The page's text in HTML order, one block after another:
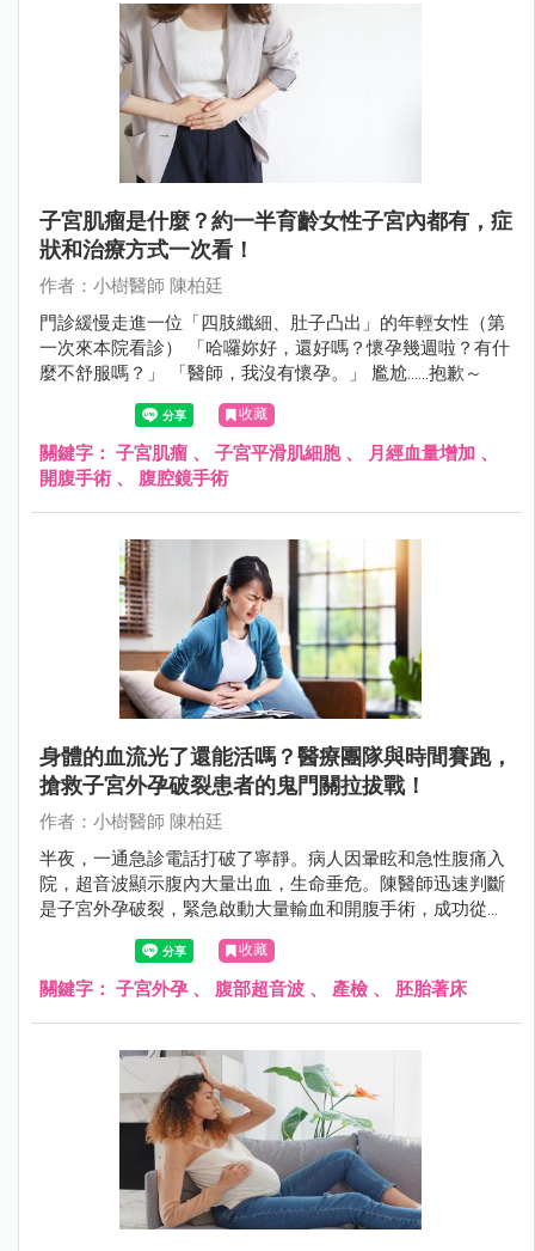
子宮肌瘤是什麼？約一半育齡女性子宮內都有，症
狀和治療方式一次看！
作者：小樹醫師 陳柏廷
門診緩慢走進一位「四肢纖細、肚子凸出」的年輕女性（第
一次來本院看診） 「哈囉妳好，還好嗎？懷孕幾週啦？有什
麼不舒服嗎？」 「醫師，我沒有懷孕。」 尷尬……抱歉～
收藏
關鍵字： 子宮肌瘤 、 子宮平滑肌細胞、 月經血量增加 、
開腹手術 、 腹腔鏡手術
身體的血流光了還能活嗎？醫療團隊與時間賽跑，
搶救子宮外孕破裂患者的鬼門關拉拔戰！
作者：小樹醫師 陳柏廷
半夜，一通急診電話打破了寧靜。病人因暈眩和急性腹痛入
院，超音波顯示腹內大量出血，生命垂危。陳醫師迅速判斷
是子宮外孕破裂，緊急啟動大量輸血和開腹手術，成功從鬼
門關拉回病人。這是一場醫療團隊與時間賽跑的驚險救援故
收藏
關鍵字： 子宮外孕 、 腹部超音波 、 產檢 、 胚胎著床